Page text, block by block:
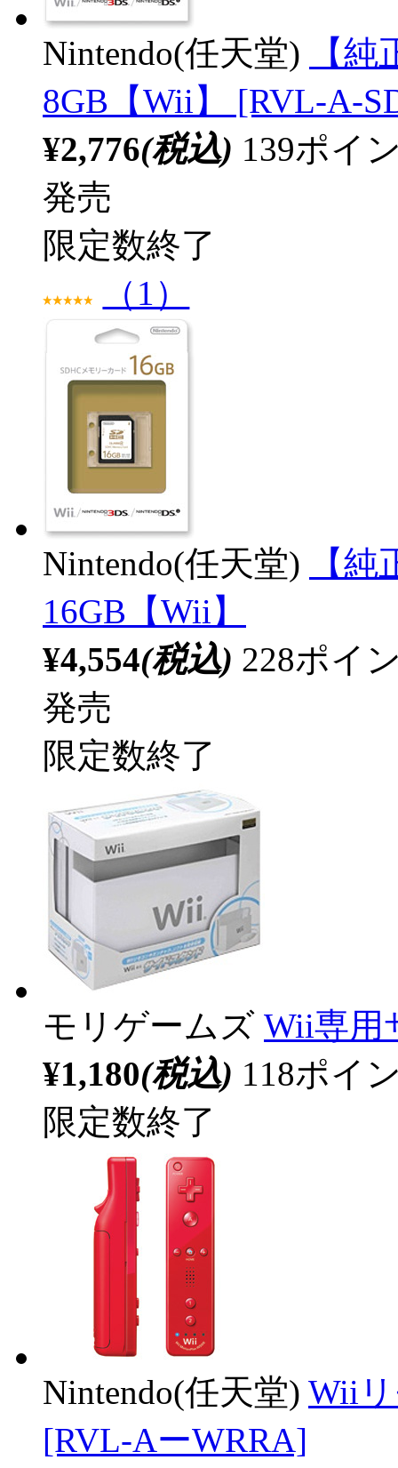
Nintendo(任天堂)
【
8GB【Wii】 [RVL-A-
¥2,776(税込) 139ポイ
発売
限定数終了
（1）
Nintendo(任天堂)
【
16GB【Wii】
¥4,554(税込) 228ポイ
発売
限定数終了
モリゲームズ Wii専用
¥1,180(税込) 118ポイ
限定数終了
Nintendo(任天堂) Wii
[RVL-AーWRRA]